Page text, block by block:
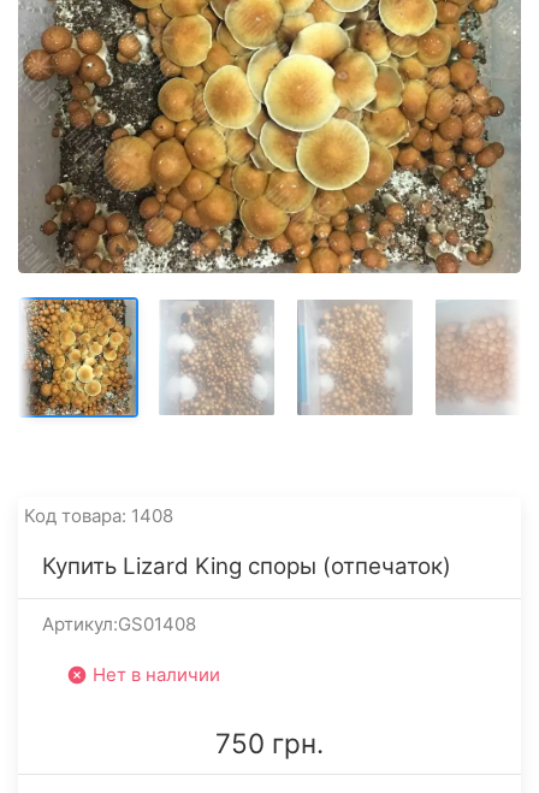
Код товара: 1408
Купить Lizard King споры (отпечаток)
Артикул:GS01408
Нет в наличии
750 грн.